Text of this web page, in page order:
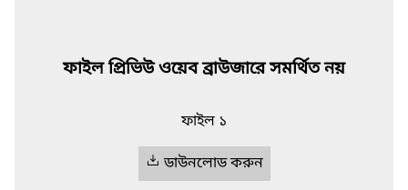
ফাইল প্রিভিউ ওয়েব ব্রাউজারে সমর্থিত নয়
ফাইল ১
ডাউনলোড করুন